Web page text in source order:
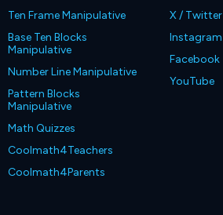
Ten Frame Manipulative
Base Ten Blocks
Manipulative
Number Line Manipulative
Pattern Blocks
Manipulative
Math Quizzes
Coolmath4Teachers
Coolmath4Parents
X / Twitter
Instagram
Facebook
YouTube